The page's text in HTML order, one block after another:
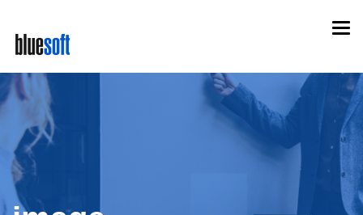
main
content